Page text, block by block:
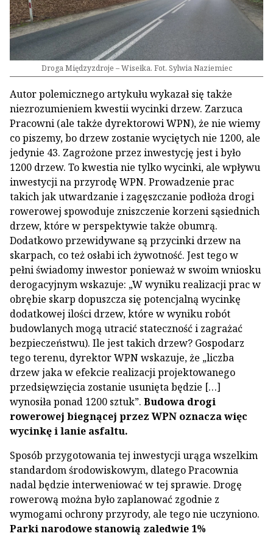
Droga Międzyzdroje – Wisełka. Fot. Sylwia Naziemiec
Autor polemicznego artykułu wykazał się także
niezrozumieniem kwestii wycinki drzew. Zarzuca
Pracowni (ale także dyrektorowi WPN), że nie wiemy
co piszemy, bo drzew zostanie wyciętych nie 1200, ale
jedynie 43. Zagrożone przez inwestycję jest i było
1200 drzew. To kwestia nie tylko wycinki, ale wpływu
inwestycji na przyrodę WPN. Prowadzenie prac
takich jak utwardzanie i zagęszczanie podłoża drogi
rowerowej spowoduje zniszczenie korzeni sąsiednich
drzew, które w perspektywie także obumrą.
Dodatkowo przewidywane są przycinki drzew na
skarpach, co też osłabi ich żywotność. Jest tego w
pełni świadomy inwestor ponieważ w swoim wniosku
derogacyjnym wskazuje: „W wyniku realizacji prac w
obrębie skarp dopuszcza się potencjalną wycinkę
dodatkowej ilości drzew, które w wyniku robót
budowlanych mogą utracić stateczność i zagrażać
bezpieczeństwu). Ile jest takich drzew? Gospodarz
tego terenu, dyrektor WPN wskazuje, że „liczba
drzew jaka w efekcie realizacji projektowanego
przedsięwzięcia zostanie usunięta będzie […]
wynosiła ponad 1200 sztuk”. Budowa drogi
rowerowej biegnącej przez WPN oznacza więc
wycinkę i lanie asfaltu.
Sposób przygotowania tej inwestycji urąga wszelkim
standardom środowiskowym, dlatego Pracownia
nadal będzie interweniować w tej sprawie. Drogę
rowerową można było zaplanować zgodnie z
wymogami ochrony przyrody, ale tego nie uczyniono.
Parki narodowe stanowią zaledwie 1%